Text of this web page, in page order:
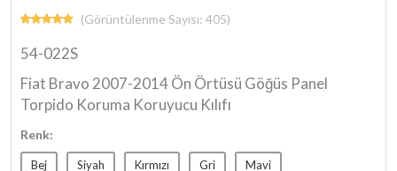
(Görüntülenme Sayısı: 405)
54-022S
Fiat Bravo 2007-2014 Ön Örtüsü Göğüs Panel
Torpido Koruma Koruyucu Kılıfı
Renk:
Bej Siyah Kırmızı Gri Mavi